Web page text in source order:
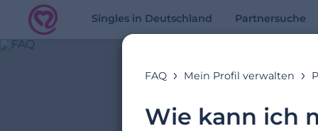
Singles in Deutschland Partnersuche
FAQ Mein Profil verwalten
Wie kann ich